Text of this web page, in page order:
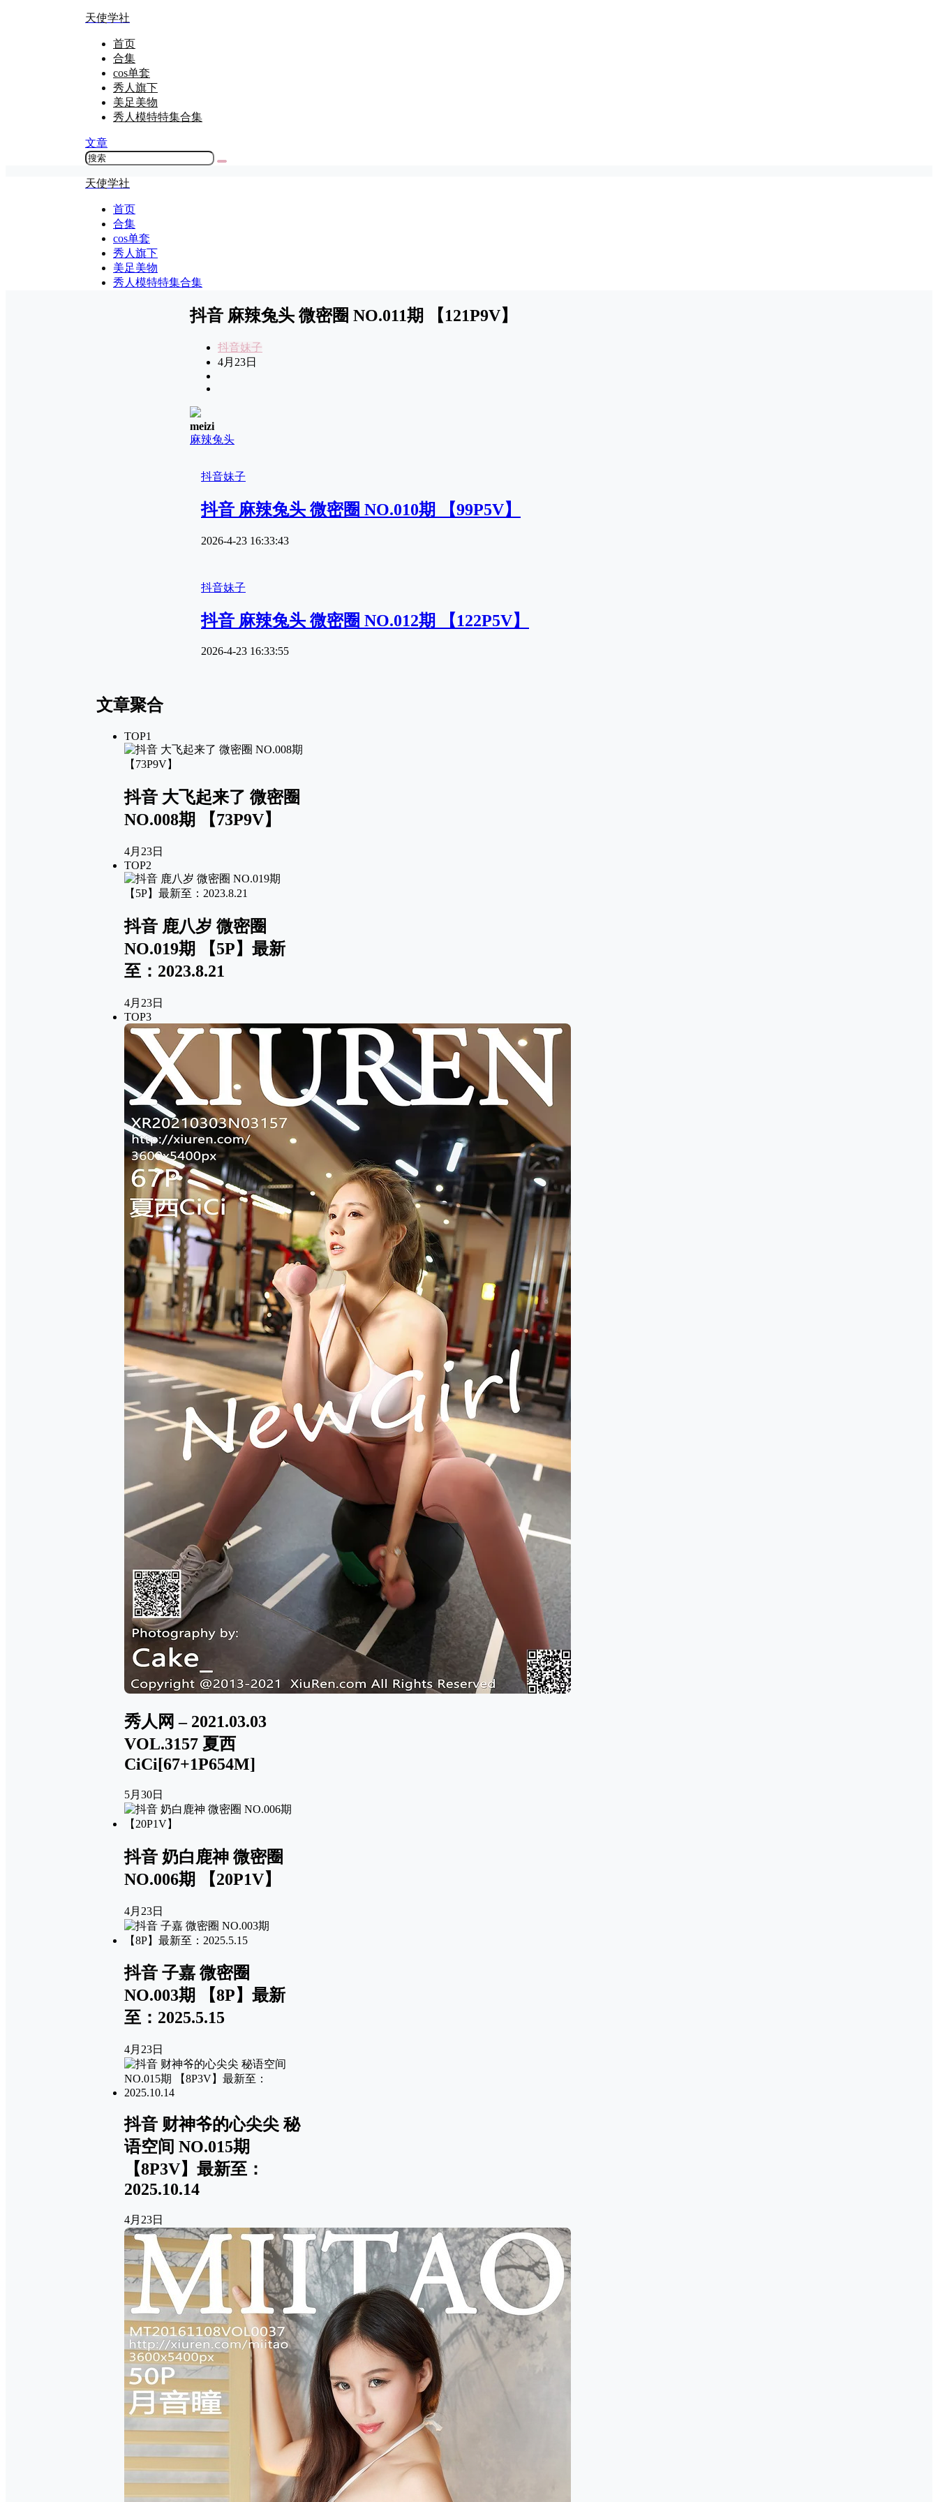
天使学社
首页
合集
cos单套
秀人旗下
美足美物
秀人模特特集合集
文章
天使学社
首页
合集
cos单套
秀人旗下
美足美物
秀人模特特集合集
抖音 麻辣兔头 微密圈 NO.011期 【121P9V】
抖音妹子
4月23日
meizi
麻辣兔头
抖音妹子
抖音 麻辣兔头 微密圈 NO.010期 【99P5V】
2026-4-23 16:33:43
抖音妹子
抖音 麻辣兔头 微密圈 NO.012期 【122P5V】
2026-4-23 16:33:55
文章聚合
TOP1
抖音 大飞起来了 微密圈
NO.008期 【73P9V】
4月23日
TOP2
抖音 鹿八岁 微密圈
NO.019期 【5P】最新
至：2023.8.21
4月23日
TOP3
秀人网 – 2021.03.03
VOL.3157 夏西
CiCi[67+1P654M]
5月30日
抖音 奶白鹿神 微密圈
NO.006期 【20P1V】
4月23日
抖音 子嘉 微密圈
NO.003期 【8P】最新
至：2025.5.15
4月23日
抖音 财神爷的心尖尖 秘
语空间 NO.015期
【8P3V】最新至：
2025.10.14
4月23日